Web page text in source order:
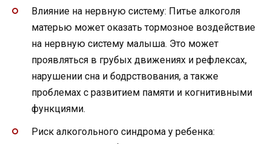
Влияние на нервную систему: Питье алкоголя
матерью может оказать тормозное воздействие
на нервную систему малыша. Это может
проявляться в грубых движениях и рефлексах,
нарушении сна и бодрствования, а также
проблемах с развитием памяти и когнитивными
функциями.
Риск алкогольного синдрома у ребенка: